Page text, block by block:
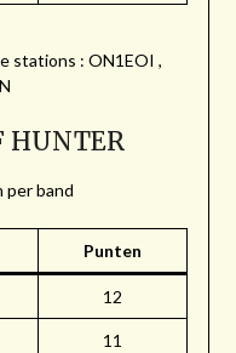
stations : ON1EOI ,
per band
Punten
12
11